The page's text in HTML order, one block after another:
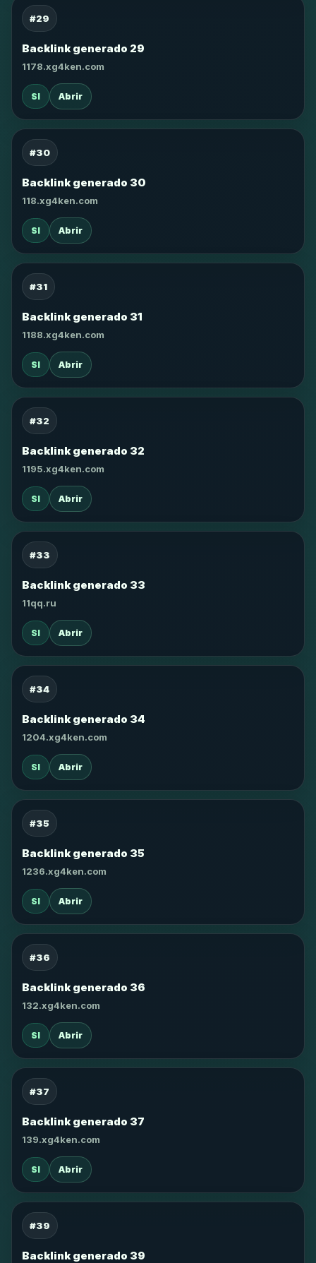
#29
Backlink generado 29
1178.xg4ken.com
SI Abrir
#30
Backlink generado 30
118.xg4ken.com
SI Abrir
#31
Backlink generado 31
1188.xg4ken.com
SI Abrir
#32
Backlink generado 32
1195.xg4ken.com
SI Abrir
#33
Backlink generado 33
11qq.ru
SI Abrir
#34
Backlink generado 34
1204.xg4ken.com
SI Abrir
#35
Backlink generado 35
1236.xg4ken.com
SI Abrir
#36
Backlink generado 36
132.xg4ken.com
SI Abrir
#37
Backlink generado 37
139.xg4ken.com
SI Abrir
#39
Backlink generado 39